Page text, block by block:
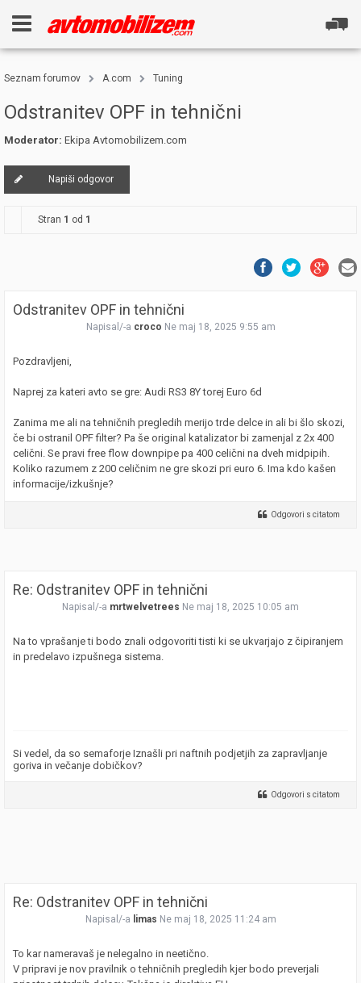
Seznam forumov A.com Tuning
Odstranitev OPF in tehnični
Moderator: Ekipa Avtomobilizem.com
Napiši odgovor
Stran 1 od 1
Odstranitev OPF in tehnični
Napisal/-a croco Ne maj 18, 2025 9:55 am
Pozdravljeni,
Naprej za kateri avto se gre: Audi RS3 8Y torej Euro 6d
Zanima me ali na tehničnih pregledih merijo trde delce in ali bi šlo skozi,
če bi ostranil OPF filter? Pa še original katalizator bi zamenjal z 2x 400
celični. Se pravi free flow downpipe pa 400 celični na dveh midpipih.
Koliko razumem z 200 celičnim ne gre skozi pri euro 6. Ima kdo kašen
informacije/izkušnje?
Odgovori s citatom
Re: Odstranitev OPF in tehnični
Napisal/-a mrtwelvetrees Ne maj 18, 2025 10:05 am
Na to vprašanje ti bodo znali odgovoriti tisti ki se ukvarjajo z čipiranjem
in predelavo izpušnega sistema.
Si vedel, da so semaforje Iznašli pri naftnih podjetjih za zapravljanje
goriva in večanje dobičkov?
Odgovori s citatom
Re: Odstranitev OPF in tehnični
Napisal/-a limas Ne maj 18, 2025 11:24 am
To kar nameravaš je nelegalno in neetično.
V pripravi je nov pravilnik o tehničnih pregledih kjer bodo preverjali